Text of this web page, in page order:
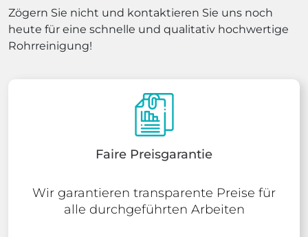
Zögern Sie nicht und kontaktieren Sie uns noch
heute für eine schnelle und qualitativ hochwertige
Rohrreinigung!
Faire Preisgarantie
Wir garantieren transparente Preise für
alle durchgeführten Arbeiten